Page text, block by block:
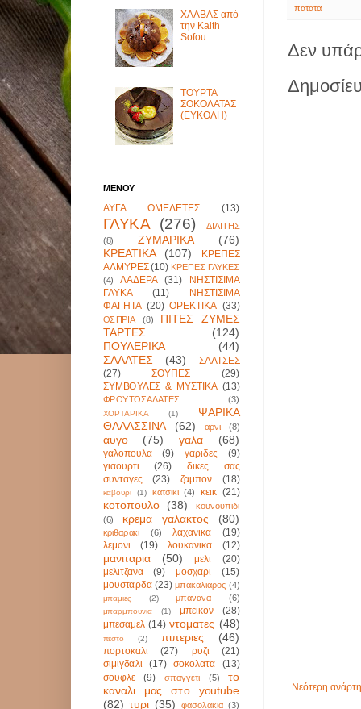
πατατα
Δεν
Νεότερη
ΧΑΛΒΑΣ από
την Kaith
Sofou
ΤΟΥΡΤΑ
ΣΟΚΟΛΑΤΑΣ
(ΕΥΚΟΛΗ)
ΜΕΝΟΥ
ΑΥΓΑ ΟΜΕΛΕΤΕΣ (13)
ΓΛΥΚΑ (276)
ΔΙΑΙΤΗΣ
(8)
ΖΥΜΑΡΙΚΑ
(76)
ΚΡΕΑΤΙΚΑ
(107)
ΚΡΕΠΕΣ
ΑΛΜΥΡΕΣ (10) ΚΡΕΠΕΣ ΓΛΥΚΕΣ
(4)
ΛΑΔΕΡΑ (31)
ΝΗΣΤΙΣΙΜΑ
ΓΛΥΚΑ
(11)
ΝΗΣΤΙΣΙΜΑ
ΦΑΓΗΤΑ (20) ΟΡΕΚΤΙΚΑ (33)
ΟΣΠΡΙΑ (8)
ΠΙΤΕΣ ΖΥΜΕΣ
ΤΑΡΤΕΣ
(124)
ΠΟΥΛΕΡΙΚΑ
(44)
ΣΑΛΑΤΕΣ
(43)
ΣΑΛΤΣΕΣ
(27)
ΣΟΥΠΕΣ
(29)
ΣΥΜΒΟΥΛΕΣ & ΜΥΣΤΙΚΑ (13)
ΦΡΟΥΤΟΣΑΛΑΤΕΣ (3)
ΧΟΡΤΑΡΙΚΑ (1)
ΨΑΡΙΚΑ
ΘΑΛΑΣΣΙΝΑ
(62) αρνι (8)
αυγο (75) γαλα (68)
γαλοπουλα (9) γαριδες
(9)
γιαουρτι
(26)
δικες σας
συνταγες
(23) ζαμπον (18)
καβουρι (1) κατσικι (4) κεικ (21)
κοτοπουλο (38)
κουνουπιδι
(6)
κρεμα γαλακτος (80)
κριθαρακι (6) λαχανικα
(19)
λεμονι
(19) λουκανικα (12)
μανιταρια (50) μελι
(20)
μελιτζανα
(9) μοσχαρι
(15)
μουσταρδα (23) μπακαλιαρος (4)
μπαμιες (2) μπανανα (6)
μπαρμπουνια (1) μπεικον
(28)
μπεσαμελ (14) ντοματες (48)
πεστο (2) πιπεριες (46)
πορτοκαλι (27) ρυζι
(21)
σιμιγδαλι
(17) σοκολατα
(13)
σουφλε
(9) σπαγγετι (5)
το
καναλι μας στο youtube
(82) τυρι (35) φασολακια (3)